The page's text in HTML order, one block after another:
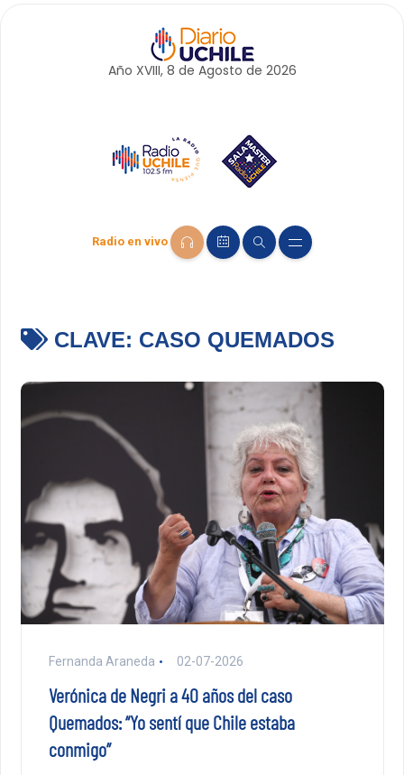
Año XVIII, 8 de Agosto de 2026
Radio en vivo
CLAVE: CASO QUEMADOS
Fernanda Araneda 02-07-2026
Verónica de Negri a 40 años del caso
Quemados: “Yo sentí que Chile estaba
conmigo”